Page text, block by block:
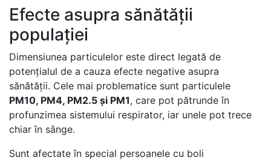
Efecte asupra sănătăţii
populaţiei
Dimensiunea particulelor este direct legată de
potențialul de a cauza efecte negative asupra
sănătății. Cele mai problematice sunt particulele
PM10, PM4, PM2.5 și PM1, care pot pătrunde în
profunzimea sistemului respirator, iar unele pot trece
chiar în sânge.
Sunt afectate în special persoanele cu boli